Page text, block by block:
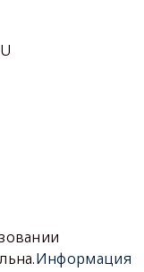
Информация